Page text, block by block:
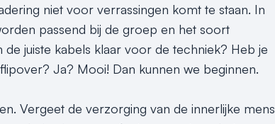
niet voor verrassingen komt te staan. In
passend bij de groep en het soort
juiste kabels klaar voor de techniek? Heb je
Ja? Mooi! Dan kunnen we beginnen.
Vergeet de verzorging van de innerlijke mens